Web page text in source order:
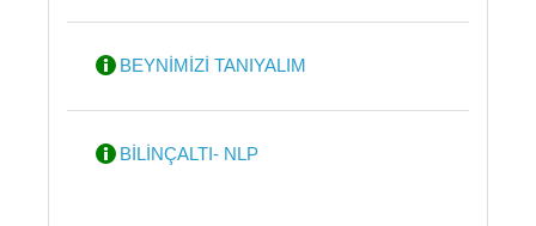
BEYNİMİZİ TANIYALIM
BİLİNÇALTI- NLP